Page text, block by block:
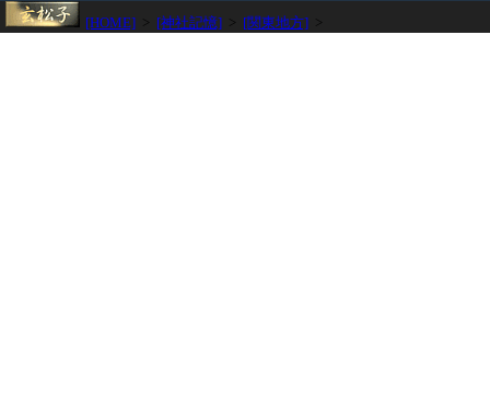
[HOME] [神社記憶] [関東地方]